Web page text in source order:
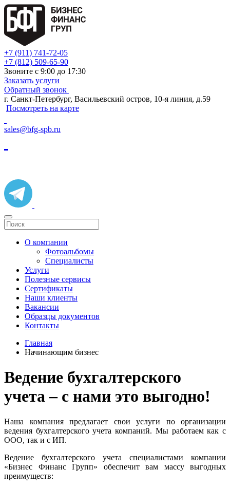
+7 (911) 741-72-05
+7 (812) 509-65-90
Звоните с 9:00 до 17:30
Заказать услуги
Обратный звонок
г. Санкт-Петербург, Васильевский остров, 10-я линия, д.59
Посмотреть на карте
sales@bfg-spb.ru
О компании
Фотоальбомы
Специалисты
Услуги
Полезные сервисы
Сертификаты
Наши клиенты
Вакансии
Образцы документов
Контакты
Главная
Начинающим бизнес
Ведение бухгалтерского
учета – с нами это выгодно!
Наша компания предлагает свои услуги по организации
ведения бухгалтерского учета компаний. Мы работаем как с
ООО, так и с ИП.
Ведение бухгалтерского учета специалистами компании
«Бизнес Финанс Групп» обеспечит вам массу выгодных
преимуществ: